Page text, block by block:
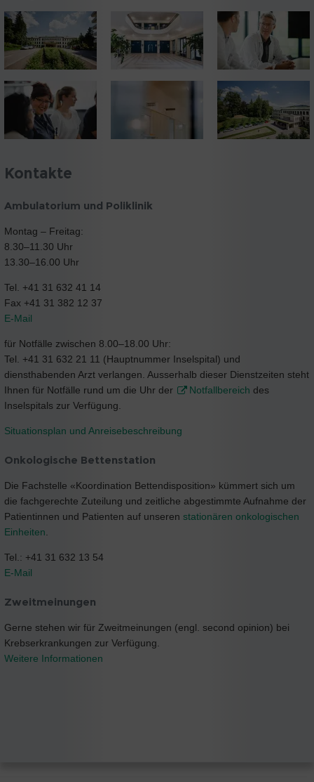
Kontakte
Ambulatorium und Poliklinik
Montag – Freitag:
8.30–11.30 Uhr
13.30–16.00 Uhr
Tel. +41 31 632 41 14
Fax +41 31 382 12 37
E-Mail
für Notfälle zwischen 8.00–18.00 Uhr:
Tel. +41 31 632 21 11 (Hauptnummer Inselspital) und
diensthabenden Arzt verlangen. Ausserhalb dieser Dienstzeiten steht
Ihnen für Notfälle rund um die Uhr der
Notfallbereich des
Inselspitals zur Verfügung.
Situationsplan und Anreisebeschreibung
Onkologische Bettenstation
Die Fachstelle «Koordination Bettendisposition» kümmert sich um
die fachgerechte Zuteilung und zeitliche abgestimmte Aufnahme der
Patientinnen und Patienten auf unseren stationären onkologischen
Einheiten.
Tel.: +41 31 632 13 54
E-Mail
Zweitmeinungen
Gerne stehen wir für Zweitmeinungen (engl. second opinion) bei
Krebserkrankungen zur Verfügung.
Weitere Informationen